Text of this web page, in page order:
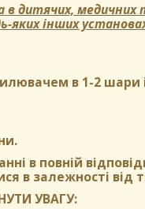
дитячих,
яких інших
в 1-2 шари і
в повній
в залежності від
УВАГУ: